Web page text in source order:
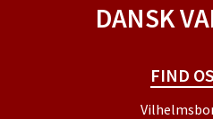
DANSK
FIND